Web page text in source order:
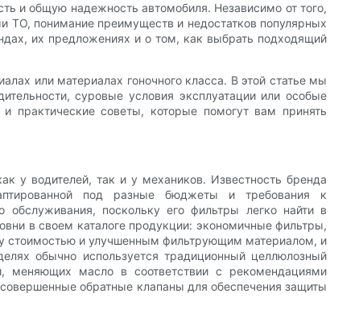
и общую надежность автомобиля. Независимо от того,
ТО, понимание преимуществ и недостатков популярных
их предложениях и о том, как выбрать подходящий
или материалах гоночного класса. В этой статье мы
суровые условия эксплуатации или особые
практические советы, которые помогут вам принять
у водителей, так и у механиков. Известность бренда
под разные бюджеты и требования к
обслуживания, поскольку его фильтры легко найти в
в своем каталоге продукции: экономичные фильтры,
стоимостью и улучшенным фильтрующим материалом, и
обычно используется традиционный целлюлозный
меняющих масло в соответствии с рекомендациями
обратные клапаны для обеспечения защиты